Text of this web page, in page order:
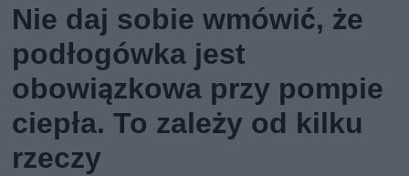
Nie daj sobie wmówić, że
podłogówka jest
obowiązkowa przy pompie
ciepła. To zależy od kilku
rzeczy